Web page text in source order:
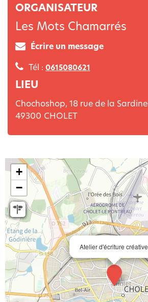
ORGANISATEUR
Les Mots Chamarrés
Écrire un message
Tél : 0615080621
LIEU
Chochoshop, 18 rue de la
49300 CHOLET
Atelier d'écriture créative
+
−